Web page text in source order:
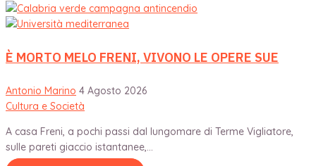
È MORTO MELO FRENI, VIVONO LE OPERE SUE
Antonio Marino 4 Agosto 2026
Cultura e Società
A casa Freni, a pochi passi dal lungomare di Terme Vigliatore,
sulle pareti giaccio istantanee,...